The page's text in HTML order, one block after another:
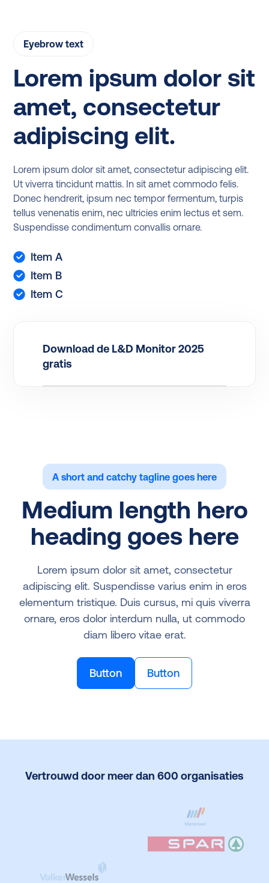
Eyebrow text
Lorem ipsum dolor sit
amet, consectetur
adipiscing elit.
Lorem ipsum dolor sit amet, consectetur adipiscing elit.
Ut viverra tincidunt mattis. In sit amet commodo felis.
Donec hendrerit, ipsum nec tempor fermentum, turpis
tellus venenatis enim, nec ultricies enim lectus et sem.
Suspendisse condimentum convallis ornare.
Item A
Item B
Item C
Download de L&D Monitor 2025
gratis
A short and catchy tagline goes here
Medium length hero
heading goes here
Lorem ipsum dolor sit amet, consectetur
adipiscing elit. Suspendisse varius enim in eros
elementum tristique. Duis cursus, mi quis viverra
ornare, eros dolor interdum nulla, ut commodo
diam libero vitae erat.
Button Button
Vertrouwd door meer dan 600 organisaties